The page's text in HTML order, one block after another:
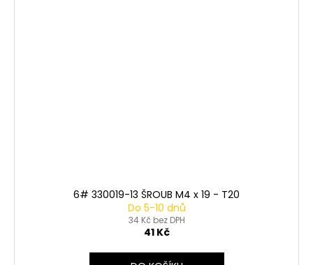
6# 330019-13 ŠROUB M4 x 19 - T20
Do 5-10 dnů
34 Kč bez DPH
41 Kč